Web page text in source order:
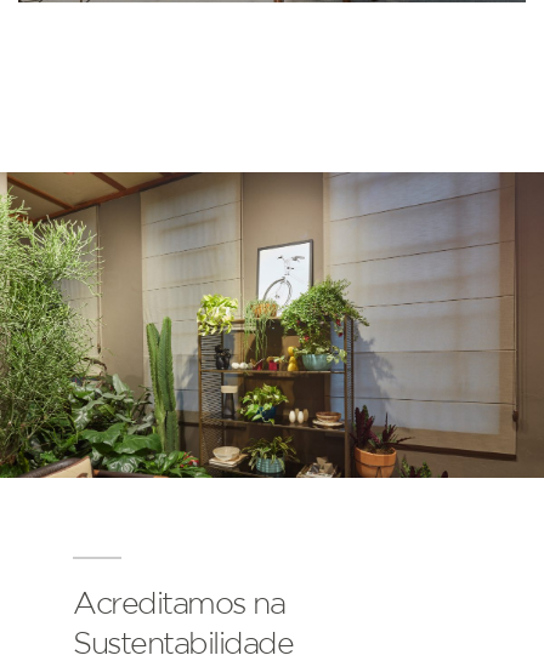
Acreditamos na
Sustentabilidade